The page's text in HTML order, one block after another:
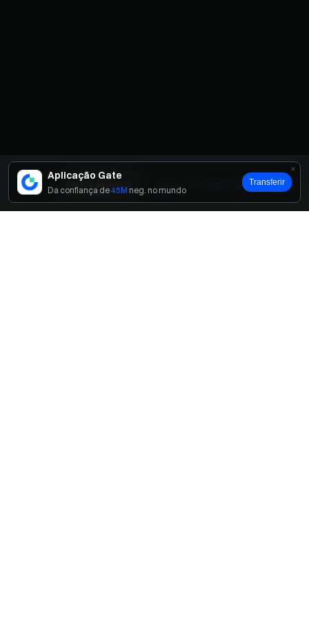
Aplicação Gate
Da confiança de45M neg. no mundo
Transferir
Início Evento de bónus Concurso de negociação em equipa